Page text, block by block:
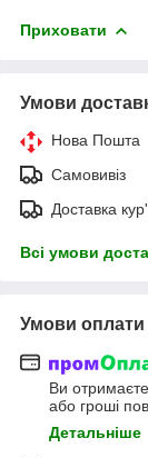
Приховати
Умови
Нова Пошта
Самовивіз
Доставка
Всі умови
Умови оплати
Ви
або гроші
Детальніше